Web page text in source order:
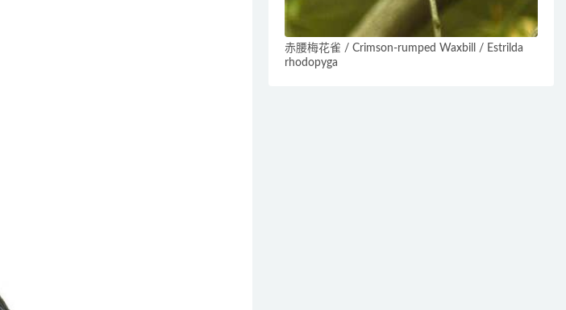
赤腰梅花雀 / Crimson-rumped Waxbill / Estrilda
rhodopyga